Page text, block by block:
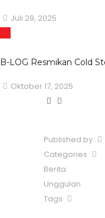
Juli 29, 2025
B-LOG Resmikan Cold
Oktober 17, 2025
Published by
Categories
Berita
Unggulan
Tags